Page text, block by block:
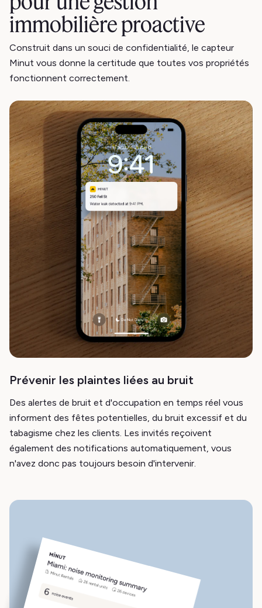
immobilière proactive
Construit dans un souci de confidentialité, le capteur
Minut vous donne la certitude que toutes vos propriétés
fonctionnent correctement.
Prévenir les plaintes liées au bruit
Des alertes de bruit et d'occupation en temps réel vous
informent des fêtes potentielles, du bruit excessif et du
tabagisme chez les clients. Les invités reçoivent
également des notifications automatiquement, vous
n'avez donc pas toujours besoin d'intervenir.